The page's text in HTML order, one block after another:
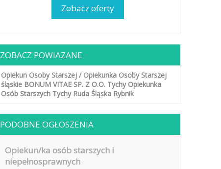
ZOBACZ POWIAZANE
Opiekun Osoby Starszej / Opiekunka Osoby Starszej
śląskie BONUM VITAE SP. Z O.O. Tychy Opiekunka
Osób Starszych Tychy Ruda Śląska Rybnik
PODOBNE OGŁOSZENIA
Opiekun/ka osób starszych i
niepełnosprawnych